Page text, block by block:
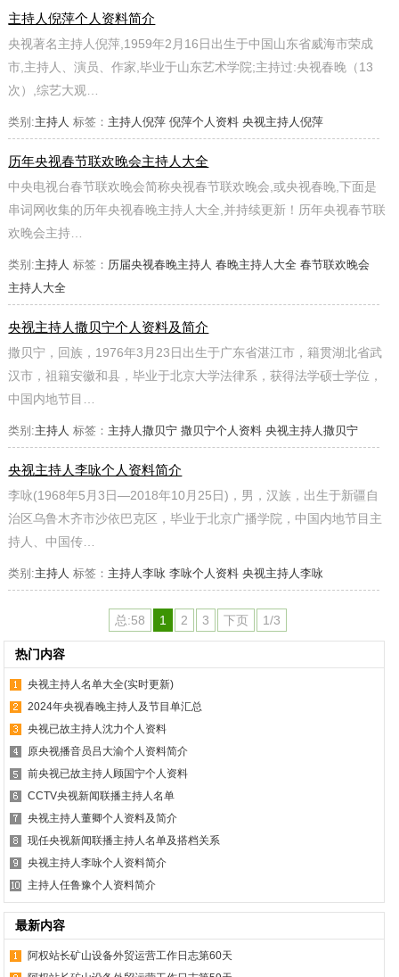
主持人倪萍个人资料简介
央视著名主持人倪萍,1959年2月16日出生于中国山东省威海市荣成
市,主持人、演员、作家,毕业于山东艺术学院;主持过:央视春晚（13
次）,综艺大观…
类别:主持人 标签： 主持人倪萍 倪萍个人资料 央视主持人倪萍
历年央视春节联欢晚会主持人大全
中央电视台春节联欢晚会简称央视春节联欢晚会,或央视春晚,下面是
串词网收集的历年央视春晚主持人大全,并持续更新！历年央视春节联
欢晚会主持…
类别:主持人 标签： 历届央视春晚主持人 春晚主持人大全 春节联欢晚会
主持人大全
央视主持人撒贝宁个人资料及简介
撒贝宁，回族，1976年3月23日出生于广东省湛江市，籍贯湖北省武
汉市，祖籍安徽和县，毕业于北京大学法律系，获得法学硕士学位，
中国内地节目…
类别:主持人 标签： 主持人撒贝宁 撒贝宁个人资料 央视主持人撒贝宁
央视主持人李咏个人资料简介
李咏(1968年5月3日—2018年10月25日)，男，汉族，出生于新疆自
治区乌鲁木齐市沙依巴克区，毕业于北京广播学院，中国内地节目主
持人、中国传…
类别:主持人 标签： 主持人李咏 李咏个人资料 央视主持人李咏
总:58 1 2 3 下页 1/3
热门内容
央视主持人名单大全(实时更新)
2024年央视春晚主持人及节目单汇总
央视已故主持人沈力个人资料
原央视播音员吕大渝个人资料简介
前央视已故主持人顾国宁个人资料
CCTV央视新闻联播主持人名单
央视主持人董卿个人资料及简介
现任央视新闻联播主持人名单及搭档关系
央视主持人李咏个人资料简介
主持人任鲁豫个人资料简介
最新内容
阿权站长矿山设备外贸运营工作日志第60天